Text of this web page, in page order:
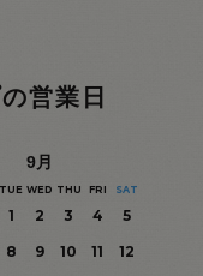
営業日
9月
TUE WED THU FRI SAT
1 2 3 4
5
8 9 10 11
12